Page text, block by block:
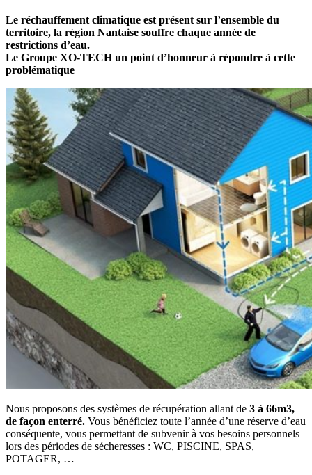
Le réchauffement climatique est présent sur l’ensemble du
territoire, la région Nantaise souffre chaque année de
restrictions d’eau.
Le Groupe XO-TECH un point d’honneur à répondre à cette
problématique
Nous proposons des systèmes de récupération allant de 3 à 66m3,
de façon enterré. Vous bénéficiez toute l’année d’une réserve d’eau
conséquente, vous permettant de subvenir à vos besoins personnels
lors des périodes de sécheresses : WC, PISCINE, SPAS,
POTAGER, …